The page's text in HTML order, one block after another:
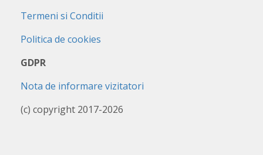
Termeni si Conditii
Politica de cookies
GDPR
Nota de informare vizitatori
(c) copyright 2017-2026